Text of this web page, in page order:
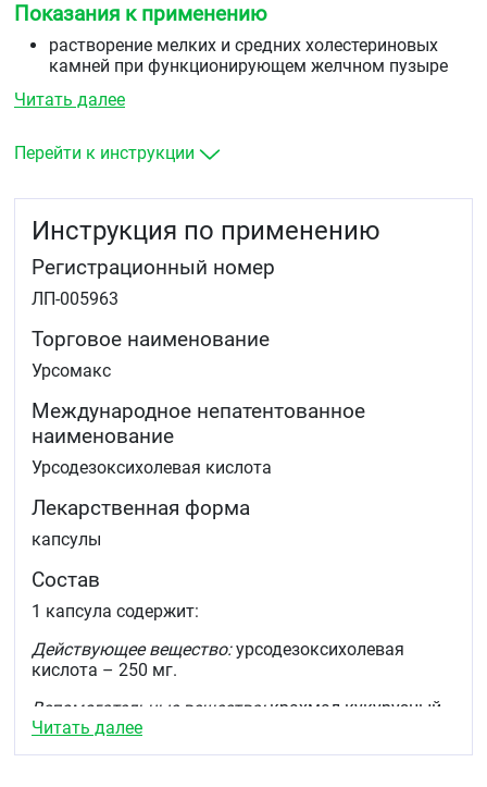
Показания к применению
растворение мелких и средних холестериновых
камней при функционирующем желчном пузыре
первичный билиарный цирроз печени при
(симптоматическое лечение)
неалкогольный стеатогепатит
дискинезия желчевыводящих путей.
Читать далее
Перейти к инструкции
Инструкция по применению
Регистрационный номер
ЛП-005963
Торговое наименование
Урсомакс
Международное непатентованное
наименование
Урсодезоксихолевая кислота
Лекарственная форма
капсулы
Состав
1 капсула содержит:
Действующее вещество:урсодезоксихолевая
кислота – 250 мг.
Вспомогательные вещества: крахмал кукурузный
кремния диоксид коллоидный магния стеарат.
Читать далее